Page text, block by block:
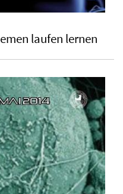
laufen lernen